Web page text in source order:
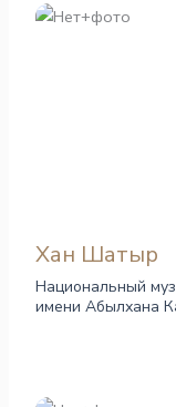
Хан Шатыр
Национальный
имени Абылхана